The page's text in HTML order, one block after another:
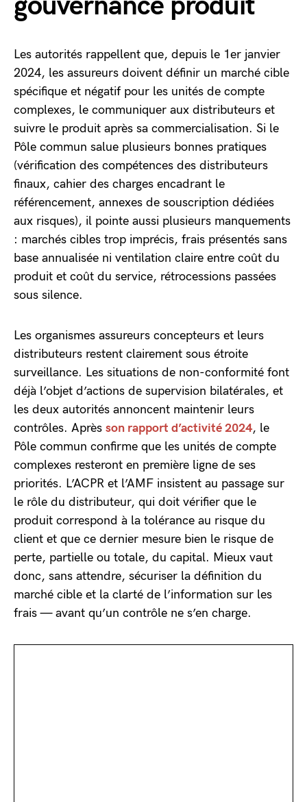
Les autorités rappellent que, depuis le 1er janvier
2024, les assureurs doivent définir un marché cible
spécifique et négatif pour les unités de compte
complexes, le communiquer aux distributeurs et
suivre le produit après sa commercialisation. Si le
Pôle commun salue plusieurs bonnes pratiques
(vérification des compétences des distributeurs
finaux, cahier des charges encadrant le
référencement, annexes de souscription dédiées
aux risques), il pointe aussi plusieurs manquements
: marchés cibles trop imprécis, frais présentés sans
base annualisée ni ventilation claire entre coût du
produit et coût du service, rétrocessions passées
sous silence.
Les organismes assureurs concepteurs et leurs
distributeurs restent clairement sous étroite
surveillance. Les situations de non-conformité font
déjà l’objet d’actions de supervision bilatérales, et
les deux autorités annoncent maintenir leurs
contrôles. Après son rapport d’activité 2024, le
Pôle commun confirme que les unités de compte
complexes resteront en première ligne de ses
priorités. L’ACPR et l’AMF insistent au passage sur
le rôle du distributeur, qui doit vérifier que le
produit correspond à la tolérance au risque du
client et que ce dernier mesure bien le risque de
perte, partielle ou totale, du capital. Mieux vaut
donc, sans attendre, sécuriser la définition du
marché cible et la clarté de l’information sur les
frais — avant qu’un contrôle ne s’en charge.